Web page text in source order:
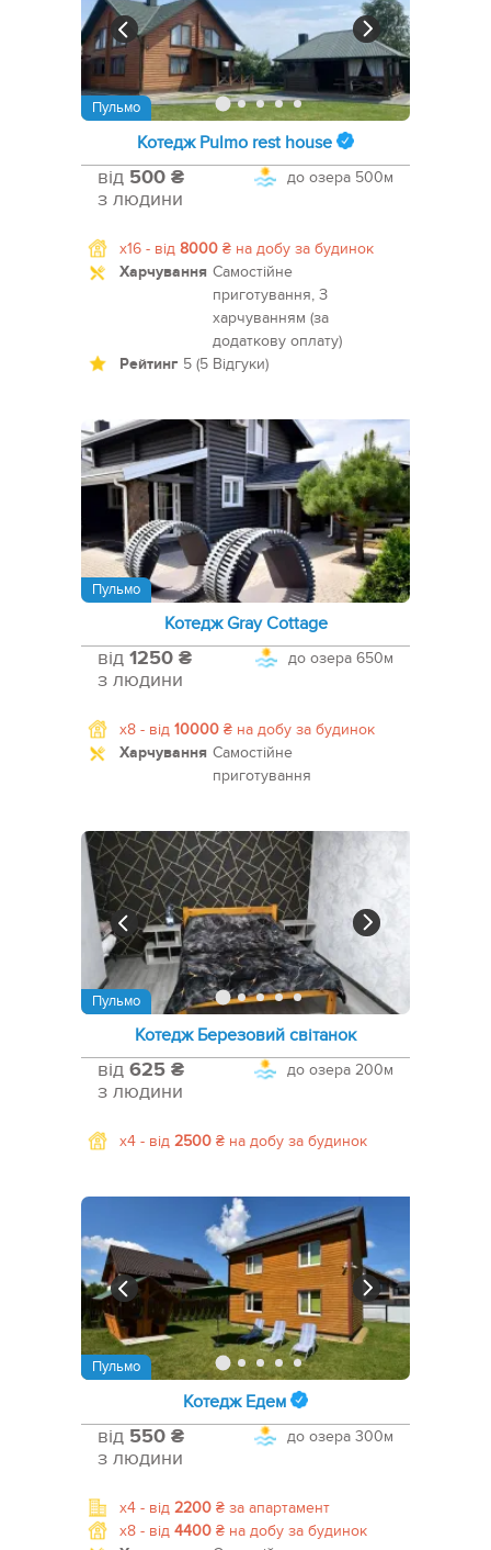
Пульмо
Котедж Pulmo rest house
до озера 500м
від 500 ₴
з людини
x16 - від 8000 ₴ на добу за будинок
Харчування Самостійне
приготування, З
харчуванням (за
додаткову оплату)
Рейтинг 5 (5 Відгуки)
Пульмо
Котедж Gray Cottage
до озера 650м
від 1250 ₴
з людини
x8 - від 10000 ₴ на добу за будинок
Харчування Самостійне
приготування
Пульмо
Котедж Березовий світанок
до озера 200м
від 625 ₴
з людини
x4 - від 2500 ₴ на добу за будинок
Пульмо
Котедж Едем
до озера 300м
від 550 ₴
з людини
x4 - від 2200 ₴ за апартамент
x8 - від 4400 ₴ на добу за будинок